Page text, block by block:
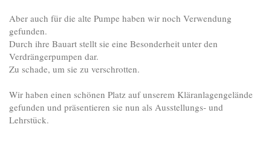
Aber auch für die alte Pumpe haben wir noch Verwendung
gefunden.
Durch ihre Bauart stellt sie eine Besonderheit unter den
Verdrängerpumpen dar.
Zu schade, um sie zu verschrotten.
Wir haben einen schönen Platz auf unserem Kläranlagengelände
gefunden und präsentieren sie nun als Ausstellungs- und
Lehrstück.